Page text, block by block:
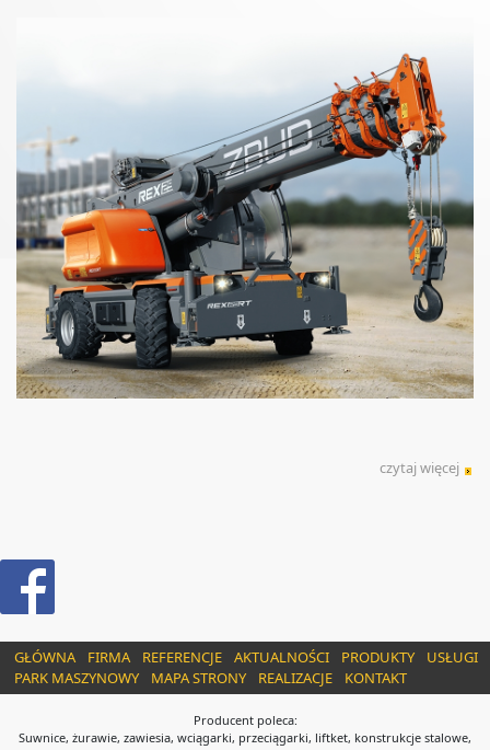
czytaj więcej
GŁÓWNA FIRMA REFERENCJE AKTUALNOŚCI PRODUKTY
USŁUGI
PARK MASZYNOWY
MAPA STRONY REALIZACJE KONTAKT
Producent poleca:
Suwnice, żurawie, zawiesia, wciągarki, przeciągarki, liftket, konstrukcje stalowe,